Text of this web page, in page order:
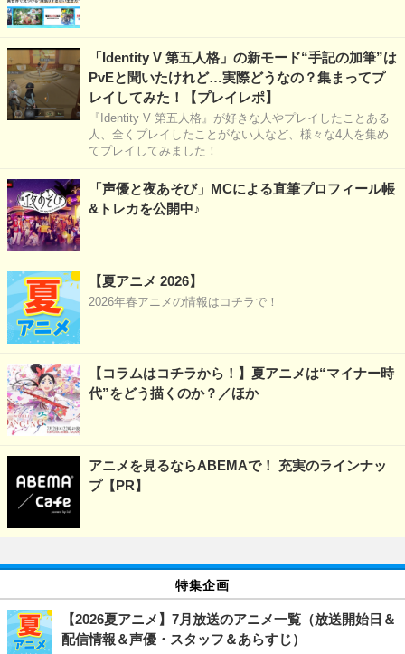
「Identity V 第五人格」の新モード“手記の加筆”は
PvEと聞いたけれど…実際どうなの？集まってプ
レイしてみた！【プレイレポ】
『Identity V 第五人格』が好きな人やプレイしたことある
人、全くプレイしたことがない人など、様々な4人を集め
てプレイしてみました！
「声優と夜あそび」MCによる直筆プロフィール帳
&トレカを公開中♪
【夏アニメ 2026】
2026年春アニメの情報はコチラで！
【コラムはコチラから！】夏アニメは“マイナー時
代”をどう描くのか？／ほか
アニメを見るならABEMAで！ 充実のラインナッ
プ【PR】
特集企画
【2026夏アニメ】7月放送のアニメ一覧（放送開始日＆
配信情報＆声優・スタッフ＆あらすじ）